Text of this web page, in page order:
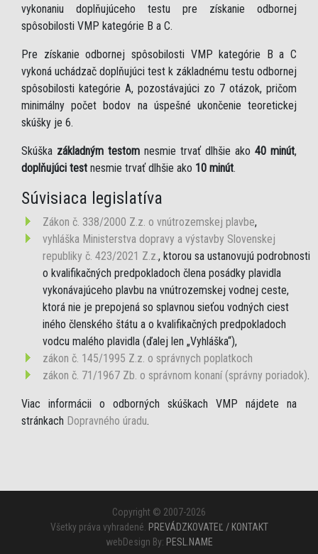
vykonaniu doplňujúceho testu pre získanie odbornej
spôsobilosti VMP kategórie B a C.
Pre získanie odbornej spôsobilosti VMP kategórie B a C
vykoná uchádzač doplňujúci test k základnému testu odbornej
spôsobilosti kategórie A, pozostávajúci zo 7 otázok, pričom
minimálny počet bodov na úspešné ukončenie teoretickej
skúšky je 6.
Skúška základným testom nesmie trvať dlhšie ako 40 minút,
doplňujúci test nesmie trvať dlhšie ako 10 minút.
Súvisiaca legislatíva
Zákon č. 338/2000 Z.z. o vnútrozemskej plavbe,
vyhláška Ministerstva dopravy a výstavby Slovenskej
republiky č. 423/2021 Z.z., ktorou sa ustanovujú podrobnosti
o kvalifikačných predpokladoch člena posádky plavidla
vykonávajúceho plavbu na vnútrozemskej vodnej ceste,
ktorá nie je prepojená so splavnou sieťou vodných ciest
iného členského štátu a o kvalifikačných predpokladoch
vodcu malého plavidla (ďalej len „Vyhláška“),
zákon č. 145/1995 Z.z. o správnych poplatkoch
zákon č. 71/1967 Zb. o správnom konaní (správny poriadok).
Viac informácii o odborných skúškach VMP nájdete na
stránkach Dopravného úradu.
Copyright © 2007-2026
Všetky práva vyhradené. PREVÁDZKOVATEĽ / KONTAKT
webDesign By: PESL.NAME